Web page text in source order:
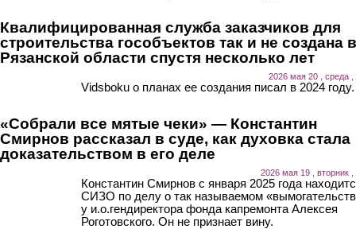
Квалифицированная служба заказчиков для
строительства гособъектов так и не создана в
Рязанской области спустя несколько лет
2026 мая 20 , среда ,
Vidsboku о планах ее создания писал в 2024 году.
«Собрали все мятые чеки» — Константин
Смирнов рассказал в суде, как духовка стала
доказательством в его деле
2026 мая 19 , вторник ,
Константин Смирнов с января 2025 года
СИЗО по делу о так называемом
у и.о.гендиректора фонда капремонта Алексея
Роготовского. Он не признает вину.